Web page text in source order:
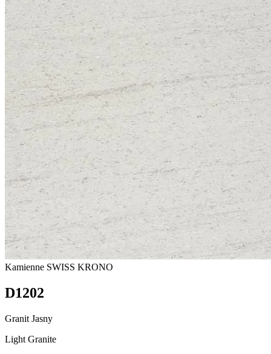
Kamienne SWISS KRONO
D1202
Granit Jasny
Light Granite